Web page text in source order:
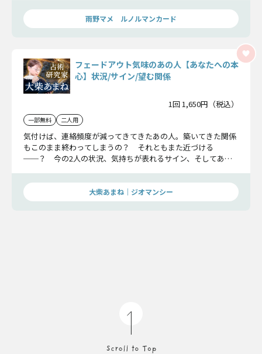
雨野マメ ルノルマンカード
フェードアウト気味のあの人【あなたへの本
心】状況/サイン/望む関係
1回 1,650円（税込）
一部無料 二人用
気付けば、連絡頻度が減ってきてきたあの人。築いてきた関係
もこのまま終わってしまうの？ それともまた近づける
──？ 今の2人の状況、気持ちが表れるサイン、そしてあの
大柴あまね｜ジオマンシー